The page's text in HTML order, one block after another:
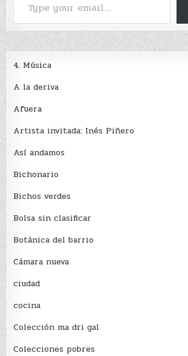
4. Música
A la deriva
Afuera
Artista invitada: Inés Piñero
Así andamos
Bichonario
Bichos verdes
Bolsa sin clasificar
Botánica del barrio
Cámara nueva
ciudad
cocina
Colección ma dri gal
Colecciones pobres